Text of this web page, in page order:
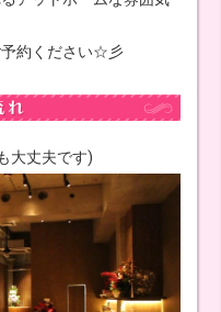
予約ください☆彡
大丈夫です)